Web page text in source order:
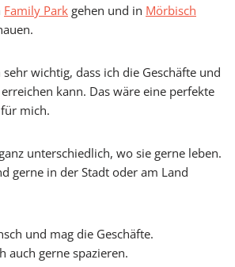
Family Park gehen und in Mörbisch
wichtig, dass ich die Geschäfte und
kann. Das wäre eine perfekte
mich.
unterschiedlich, wo sie gerne leben.
gerne in der Stadt oder am Land
und mag die Geschäfte.
auch gerne spazieren.